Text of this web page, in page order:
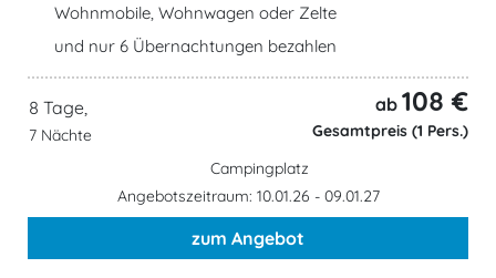
Wohnmobile, Wohnwagen oder Zelte
und nur 6 Übernachtungen bezahlen
8 Tage,
7 Nächte
ab 108 €
Gesamtpreis (1 Pers.)
Campingplatz
Angebotszeitraum: 10.01.26 - 09.01.27
zum Angebot